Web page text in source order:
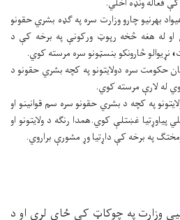
بهرنيو چارو وزارت سره په ګډه بشري حقونو
او له هغه څخه رپوټ ورکونې په برخه کې د
نړيوالو څارونکو بنسټونو سره مرسته کوي.
حکومت سره دولايتونو په کچه بشري حقونو د
له لارې مرسته کوي.
په کچه د بشري حقونو سره سم قوانينو او
پياوړتيا غښتلې کوي.همدا رنګه د ولايتونو او
په برخه کې داړتيا وړ مشورې براروي.
وزارت په چوکاټ کې ځاي لري او د